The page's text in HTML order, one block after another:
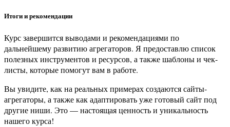
Итоги и рекомендации
Курс завершится выводами и рекомендациями по
дальнейшему развитию агрегаторов. Я предоставлю список
полезных инструментов и ресурсов, а также шаблоны и чек-
листы, которые помогут вам в работе.
Вы увидите, как на реальных примерах создаются сайты-
агрегаторы, а также как адаптировать уже готовый сайт под
другие ниши. Это — настоящая ценность и уникальность
нашего курса!